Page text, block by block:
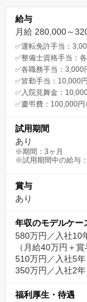
給与
月給 280,000～
✅運転免許手当：
✅整備士資格手当：
✅各職務手当：3,000
✅皆勤手当：10,000円
✅入院見舞金：
✅慶弔費：100,000円
試用期間
あり
※期間：3ヶ月
※試用期間中の給与
賞与
あり
年収のモデルケー
580万円／入社10
（月給40万円＋賞
510万円／入社5
350万円／入社2
福利厚生・待遇